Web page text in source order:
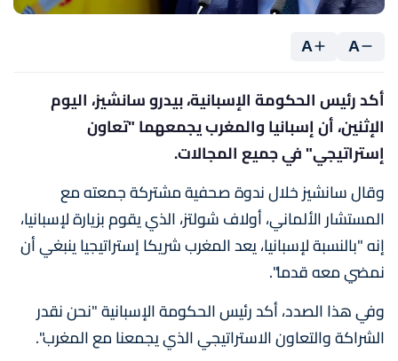
A
A
أكد رئيس الحكومة الإسبانية، بيدرو سانشيز، اليوم
الإثنين، أن إسبانيا والمغرب يجمعهما "تعاون
إستراتيجي" في جميع المجالات.
وقال سانشيز خلال ندوة صحفية مشتركة جمعته مع
المستشار الألماني، أولاف شولتز، الذي يقوم بزيارة لإسبانيا،
إنه "بالنسبة لإسبانيا، يعد المغرب شريكا إستراتيجيا ينبغي أن
نمضي معه قدما".
وفي هذا الصدد، أكد رئيس الحكومة الإسبانية "نحن نقدر
الشراكة والتعاون الاستراتيجي الذي يجمعنا مع المغرب".